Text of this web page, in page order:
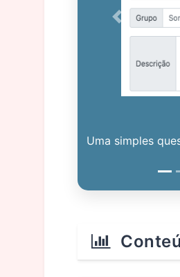
Uma simples
Previous